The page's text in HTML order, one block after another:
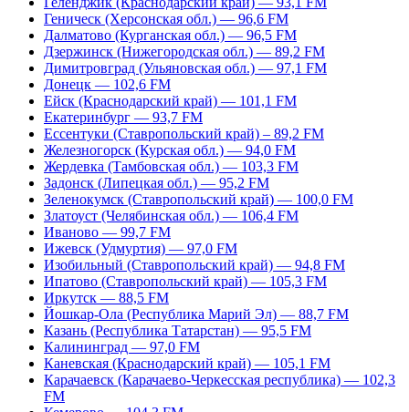
Геническ (Херсонская обл.) — 96,6 FM
Далматово (Курганская обл.) — 96,5 FM
Дзержинск (Нижегородская обл.) — 89,2 FM
Димитровград (Ульяновская обл.) — 97,1 FM
Донецк — 102,6 FM
Ейск (Краснодарский край) — 101,1 FM
Екатеринбург — 93,7 FM
Ессентуки (Ставропольский край) – 89,2 FM
Железногорск (Курская обл.) — 94,0 FM
Жердевка (Тамбовская обл.) — 103,3 FM
Задонск (Липецкая обл.) — 95,2 FM
Зеленокумск (Ставропольский край) — 100,0 FM
Златоуст (Челябинская обл.) — 106,4 FM
Иваново — 99,7 FM
Ижевск (Удмуртия) — 97,0 FM
Изобильный (Ставропольский край) — 94,8 FM
Ипатово (Ставропольский край) — 105,3 FM
Иркутск — 88,5 FM
Йошкар-Ола (Республика Марий Эл) — 88,7 FM
Казань (Республика Татарстан) — 95,5 FM
Калининград — 97,0 FM
Каневская (Краснодарский край) — 105,1 FM
Карачаевск (Карачаево-Черкесская республика) — 102,3
FM